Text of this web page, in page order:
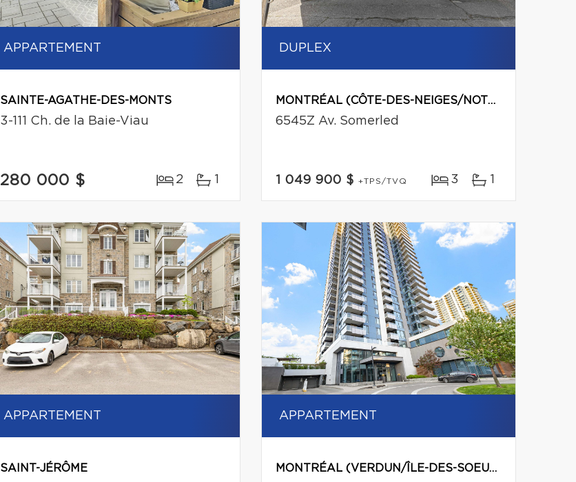
APPARTEMENT
SAINTE-AGATHE-DES-MONTS
3-111 Ch. de la Baie-Viau
280 000 $ 2 1
DUPLEX
MONTRÉAL (CÔTE-DES-NEIGES/NOTRE-DAME-DE-GRÂCE)
6545Z Av. Somerled
1 049 900 $ +TPS/TVQ 3 1
APPARTEMENT
SAINT-JÉRÔME
APPARTEMENT
MONTRÉAL (VERDUN/ÎLE-DES-SOEURS)